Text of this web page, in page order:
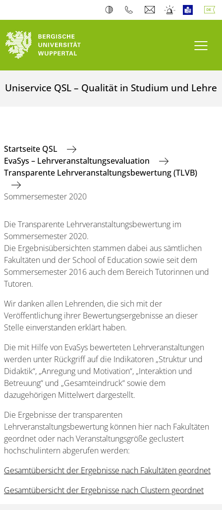
Uniservice QSL – Qualität in Studium und Lehre
Startseite QSL
EvaSys – Lehrveranstaltungsevaluation
Transparente Lehrveranstaltungsbewertung (TLVB)
Sommersemester 2020
Die Transparente Lehrveranstaltungsbewertung im
Sommersemester 2020.
Die Ergebnisübersichten stammen dabei aus sämtlichen
Fakultäten und der School of Education sowie seit dem
Sommersemester 2016 auch dem Bereich Tutorinnen und
Tutoren.
Wir danken allen Lehrenden, die sich mit der
Veröffentlichung ihrer Bewertungsergebnisse an dieser
Stelle einverstanden erklärt haben.
Die mit Hilfe von EvaSys bewerteten Lehrveranstaltungen
werden unter Rückgriff auf die Indikatoren „Struktur und
Didaktik“, „Anregung und Motivation“, „Interaktion und
Betreuung“ und „Gesamteindruck“ sowie dem
dazugehörigen Mittelwert dargestellt.
Die Ergebnisse der transparenten
Lehrveranstaltungsbewertung können hier nach Fakultäten
geordnet oder nach Veranstaltungsgröße geclustert
hochschulintern abgerufen werden:
Gesamtübersicht der Ergebnisse nach Fakultäten geordnet
Gesamtübersicht der Ergebnisse nach Clustern geordnet